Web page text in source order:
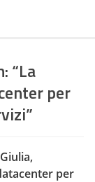
“La
per
per